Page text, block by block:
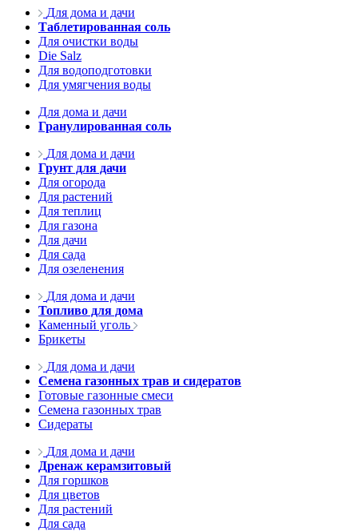
Для дома и дачи
Таблетированная соль
Для очистки воды
Die Salz
Для водоподготовки
Для умягчения воды
Для дома и дачи
Гранулированная соль
Для дома и дачи
Грунт для дачи
Для огорода
Для растений
Для теплиц
Для газона
Для дачи
Для сада
Для озеленения
Для дома и дачи
Топливо для дома
Каменный уголь
Брикеты
Для дома и дачи
Семена газонных трав и сидератов
Готовые газонные смеси
Семена газонных трав
Сидераты
Для дома и дачи
Дренаж керамзитовый
Для горшков
Для цветов
Для растений
Для сада